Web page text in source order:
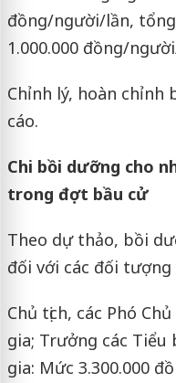
đồng/người/lần,
1.000.000 đồng/
Chỉnh lý, hoàn chỉnh
cáo.
Chi bồi dưỡng cho
trong đợt bầu cử
Theo dự thảo, bồi
đối với các đối tượng
Chủ tịch, các Phó
gia; Trưởng các Tiểu
gia: Mức 3.300.000